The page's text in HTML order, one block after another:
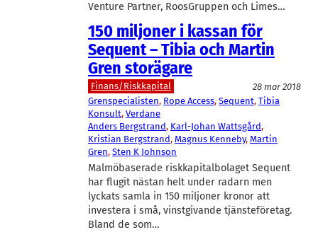
Venture Partner, RoosGruppen och Limes…
150 miljoner i kassan för
Sequent – Tibia och Martin
Gren storägare
Finans/Riskkapital
28 mar 2018
Grenspecialisten, Rope Access, Sequent, Tibia
Konsult, Verdane
Anders Bergstrand, Karl-Johan Wattsgård
Kristian Bergstrand, Magnus Kenneby, Martin
Gren, Sten K Johnson
Malmöbaserade riskkapitalbolaget Sequent
har flugit nästan helt under radarn men
lyckats samla in 150 miljoner kronor att
investera i små, vinstgivande tjänsteföretag.
Bland de som…